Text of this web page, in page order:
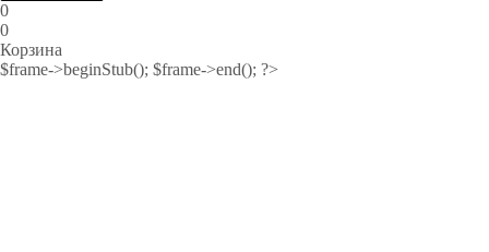
0
0
Корзина
$frame->beginStub(); $frame->end(); ?>